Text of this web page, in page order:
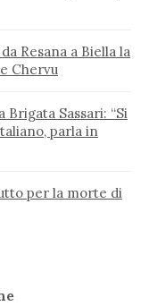
Resana a Biella la
Chervu
Brigata Sassari: “Si
parla in
per la morte di